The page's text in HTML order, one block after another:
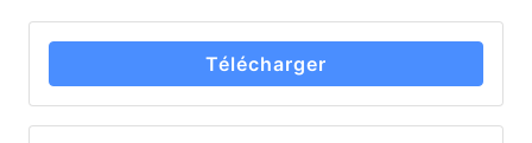
Télécharger